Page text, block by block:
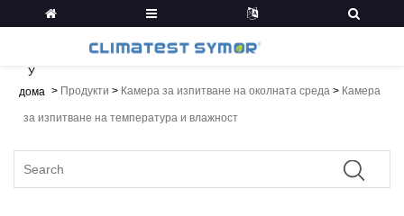
У
дома > Продукти > Камера за изпитване на околната среда > Камера
за изпитване на температура и влажност